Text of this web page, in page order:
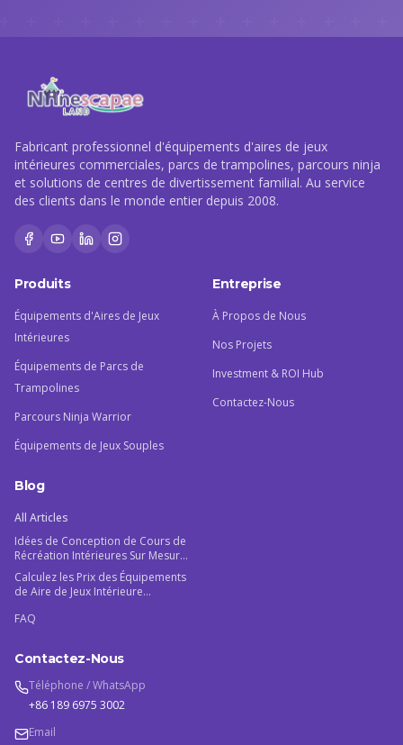
Fabricant professionnel d'équipements d'aires de jeux
intérieures commerciales, parcs de trampolines, parcours ninja
et solutions de centres de divertissement familial. Au service
des clients dans le monde entier depuis 2008.
Produits
Équipements d'Aires de Jeux
Intérieures
Équipements de Parcs de
Trampolines
Parcours Ninja Warrior
Équipements de Jeux Souples
Entreprise
À Propos de Nous
Nos Projets
Investment & ROI Hub
Contactez-Nous
Blog
All Articles
Idées de Conception de Cours de
Récréation Intérieures Sur Mesure
: Le Guide du Fabricant 2026
Calculez les Prix des Équipements
de Aire de Jeux Intérieure
votre ROI
FAQ
Contactez-Nous
Téléphone / WhatsApp
+86 189 6975 3002
Email